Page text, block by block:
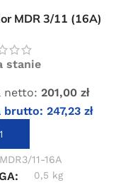
MDR 3/11 (16A)
stanie
netto: 201,00 zł
brutto: 247,23 zł
DO KOSZYKA
MDR3/11-16A
0,5 kg